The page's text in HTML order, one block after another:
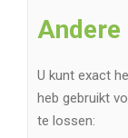
U kunt exact
heb gebruikt
te lossen: